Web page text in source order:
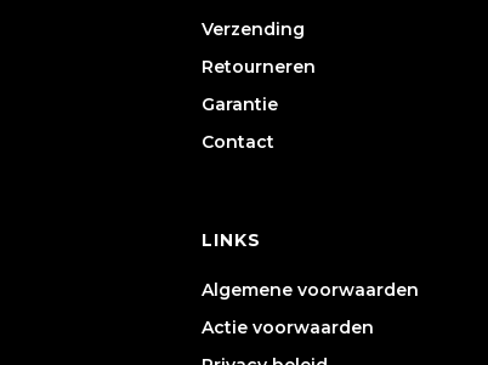
Verzending
Retourneren
Garantie
Contact
LINKS
Algemene voorwaarden
Actie voorwaarden